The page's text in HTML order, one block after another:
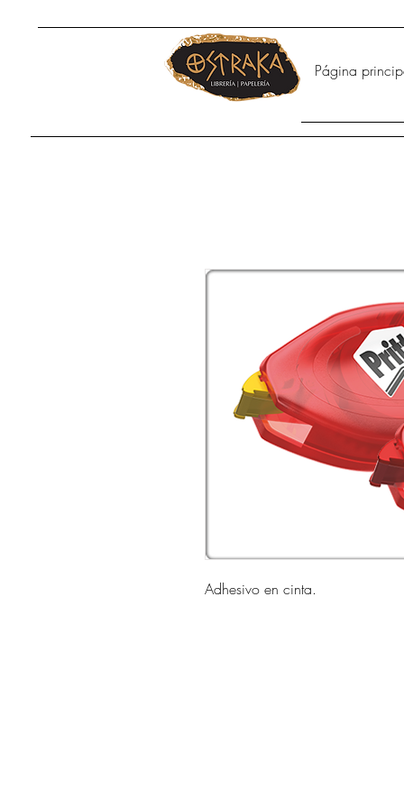
Página
Adhesivo en cinta.